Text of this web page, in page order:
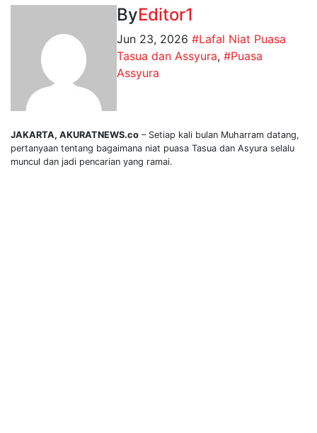
ByEditor1
Jun 23, 2026 #Lafal Niat Puasa
Tasua dan Assyura, #Puasa
Assyura
JAKARTA, AKURATNEWS.co – Setiap kali bulan Muharram datang,
pertanyaan tentang bagaimana niat puasa Tasua dan Asyura selalu
muncul dan jadi pencarian yang ramai.